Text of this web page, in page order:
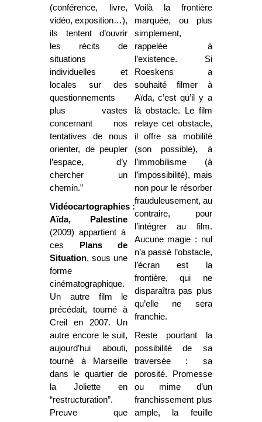
(conférence, livre,
vidéo, exposition…),
ils tentent d’ouvrir
les récits de
situations
individuelles et
locales sur des
questionnements
plus vastes
concernant nos
tentatives de nous
orienter, de peupler
l’espace, d’y
chercher un
chemin.”
Vidéocartographies :
Aïda, Palestine
(2009) appartient à
ces
Plans de
Situation, sous une
forme
cinématographique.
Un autre film le
précédait, tourné à
Creil en 2007. Un
autre encore le suit,
aujourd’hui abouti,
tourné à Marseille
dans le quartier de
la Joliette en
“restructuration”.
Preuve que
Voilà la frontière
marquée, ou plus
simplement,
rappelée à
l’existence. Si
Roeskens a
souhaité filmer à
Aïda, c’est qu’il y a
là obstacle. Le film
relaye cet obstacle,
il offre sa mobilité
(son possible), à
l’immobilisme (à
l’impossibilité), mais
non pour le résorber
frauduleusement, au
contraire, pour
l’intégrer au film.
Aucune magie : nul
n’a passé l’obstacle,
l’écran est la
frontière, qui ne
disparaîtra pas plus
qu’elle ne sera
franchie.
Reste pourtant la
possibilité de sa
traversée : sa
porosité. Promesse
ou mime d’un
franchissement plus
ample, la feuille